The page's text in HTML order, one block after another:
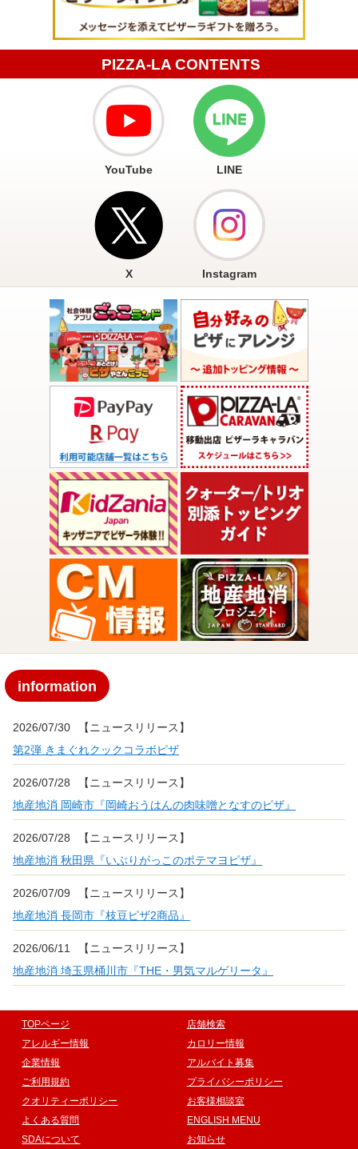
PIZZA-LA CONTENTS
YouTube LINE
X Instagram
information
2026/07/30
【ニュースリリース】
第2弾 きまぐれクックコラボピザ
2026/07/28
【ニュースリリース】
地産地消 岡崎市『岡崎おうはんの肉味噌となすのピザ』
2026/07/28
【ニュースリリース】
地産地消 秋田県『いぶりがっこのポテマヨピザ』
2026/07/09
【ニュースリリース】
地産地消 長岡市『枝豆ピザ2商品』
2026/06/11
【ニュースリリース】
地産地消 埼玉県桶川市『THE・男気マルゲリータ』
TOPページ
店舗検索
アレルギー情報
カロリー情報
企業情報
アルバイト募集
ご利用規約
プライバシーポリシー
クオリティーポリシー
お客様相談室
よくある質問
ENGLISH MENU
SDAについて
お知らせ